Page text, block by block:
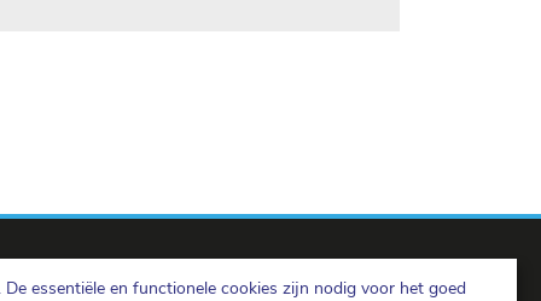
essentiële en functionele cookies zijn nodig voor het goed